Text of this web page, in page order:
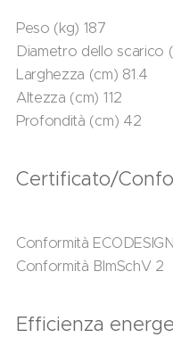
Peso (kg) 187
Diametro dello scarico
Larghezza (cm) 81.4
Altezza (cm) 112
Profondità (cm) 42
Certificato/
Conformità ECODESIGN
Conformità BImSchV 2
Efficienza